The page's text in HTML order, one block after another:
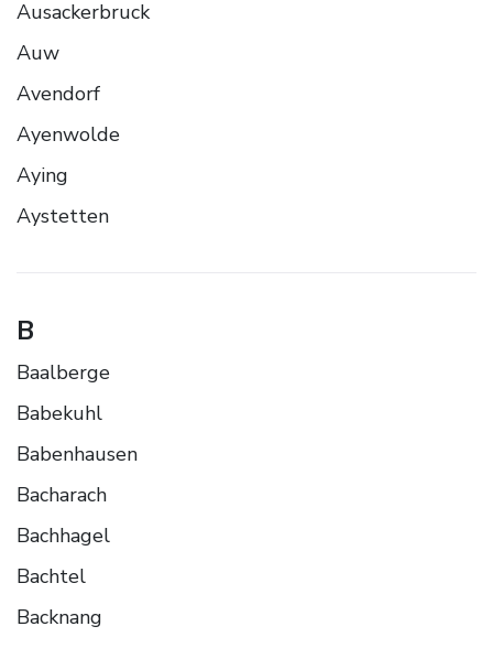
Ausackerbruck
Auw
Avendorf
Ayenwolde
Aying
Aystetten
B
Baalberge
Babekuhl
Babenhausen
Bacharach
Bachhagel
Bachtel
Backnang